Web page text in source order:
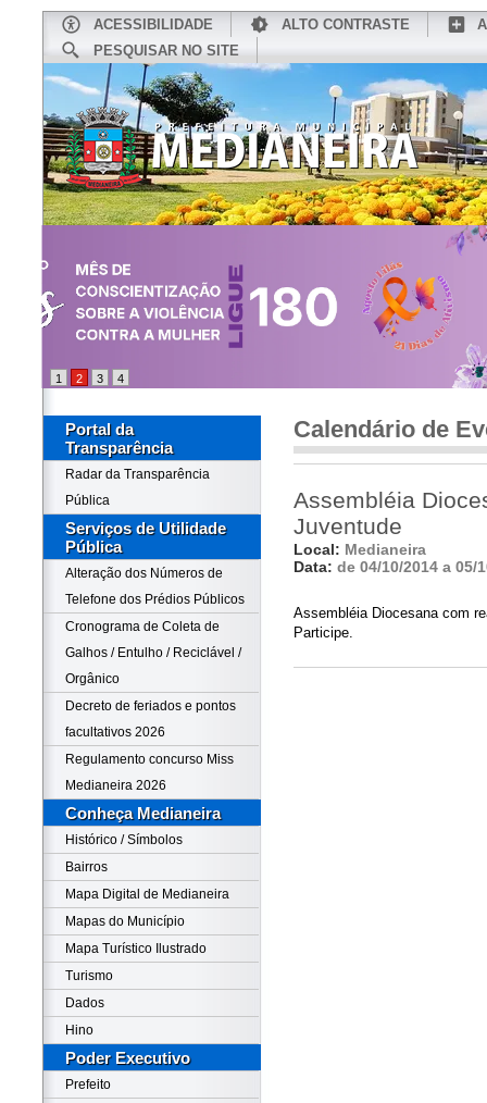
ACESSIBILIDADE ALTO CONTRASTE
PESQUISAR NO SITE
CONHEÇA MEDIANEIRA
1 2 3 4
Portal da
Transparência
Radar da Transparência
Pública
Serviços de Utilidade
Pública
Alteração dos Números de
Telefone dos Prédios Públicos
Cronograma de Coleta de
Galhos / Entulho / Reciclável /
Orgânico
Decreto de feriados e pontos
facultativos 2026
Regulamento concurso Miss
Medianeira 2026
Conheça Medianeira
Histórico / Símbolos
Bairros
Mapa Digital de Medianeira
Mapas do Município
Mapa Turístico Ilustrado
Turismo
Dados
Hino
Poder Executivo
Prefeito
Calendário de
Assembléia
Juventude
Local: Medianeira
Data: de 04/10/2014 a 05/
Assembléia Diocesana com
Participe.